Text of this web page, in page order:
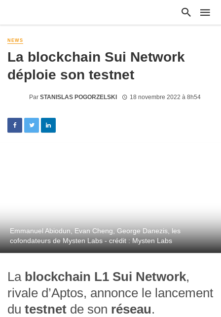
NEWS
La blockchain Sui Network
déploie son testnet
Par STANISLAS POGORZELSKI 18 novembre 2022 à 8h54
Emmanuel Abiodun, Evan Cheng, George Danezis, les
cofondateurs de Mysten Labs - crédit : Mysten Labs
La blockchain L1 Sui Network,
rivale d’Aptos, annonce le lancement
du testnet de son réseau.